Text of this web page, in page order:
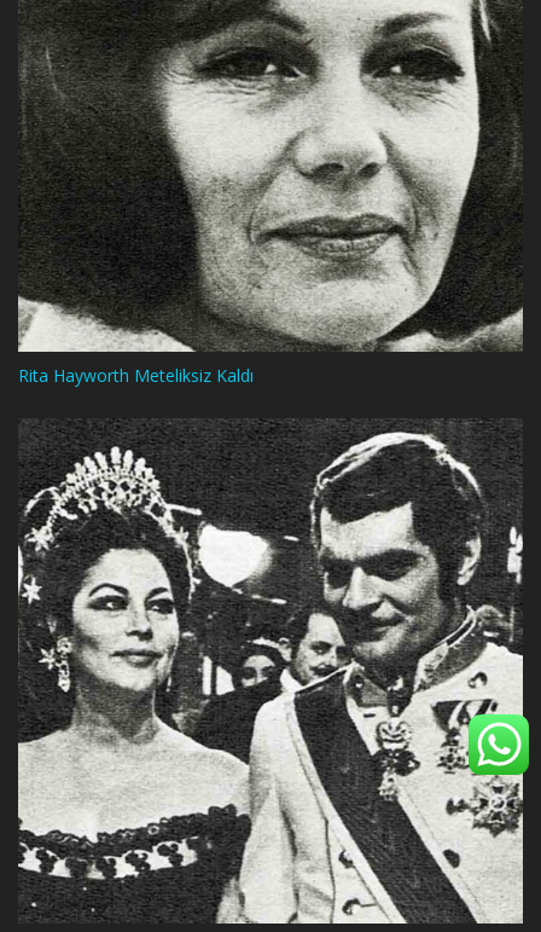
Rita Hayworth Meteliksiz Kaldı